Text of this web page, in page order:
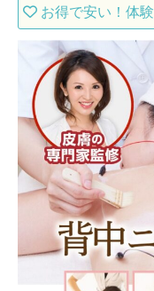
お得で安い！体